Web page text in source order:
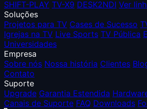
SHIFT-PLAY TV-X9 DESK2NDI Ver
Soluções
Projetos para TV Cases de Sucesso
Igrejas na TV Live Sports TV Pública
Universidades
Empresa
Sobre nós Nossa história Clientes
Contato
Suporte
Upgrade Garantia Estendida
Canais de Suporte FAQ Downloads